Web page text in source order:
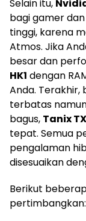
Selain itu,
bagi gamer
tinggi, karena
Atmos. Jika
besar dan
HK1 dengan
Anda. Terakhir,
terbatas
bagus, Tanix
tepat. Semua
pengalaman
disesuaikan
Berikut
pertimbangkan: